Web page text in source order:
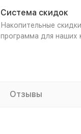
Система скидок
Накопительные
программа для наших
Отзывы